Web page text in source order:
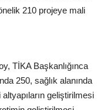
210 projeye mali
TİKA Başkanlığınca
250, sağlık alanında
geliştirilmesi